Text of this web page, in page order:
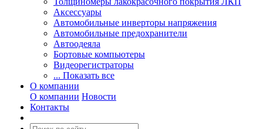
Аксессуары
Автомобильные инверторы напряжения
Автомобильные предохранители
Автоодеяла
Бортовые компьютеры
Видеорегистраторы
... Показать все
О компании
О компании Новости
Контакты